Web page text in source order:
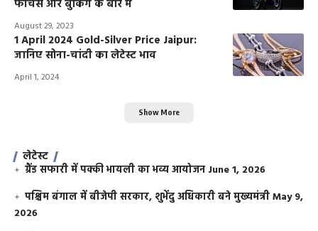
फीचर्स और बुकिंग के बारे में
August 29, 2023
1 April 2024 Gold-Silver Price Jaipur:
जानिए सोना-चांदी का लेटेस्ट भाव
April 1, 2024
Show More
लेटेस्ट
ग्रैंड सफारी में पक्की भायली का भव्य आयोजन June 1, 2026
पश्चिम बंगाल में बीजेपी सरकार, शुभेंदु अधिकारी बने मुख्यमंत्रीMay 9,
2026